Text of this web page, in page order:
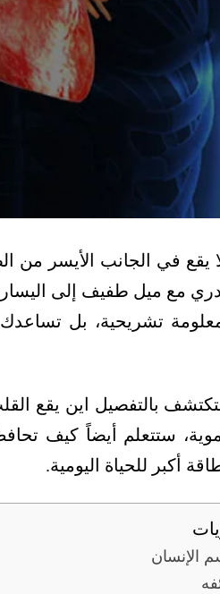
يقع في الجانب الأيسر من
مع ميل طفيف إلى
تشريحية، بل تساعدك
بالتفصيل اين يقع
ستتعلم أيضاً كيف
أكبر للحياة اليومية.
الإنسان